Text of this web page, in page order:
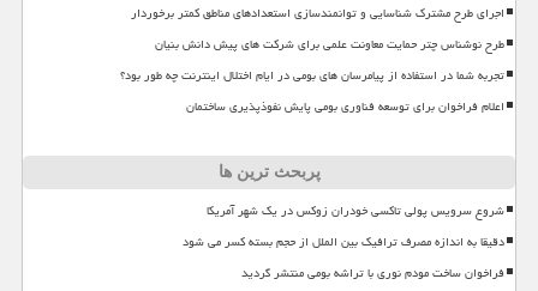
اجرای طرح مشترک شناسایی و توانمندسازی استعدادهای مناطق کمتر برخوردار
طرح نوشناس چتر حمایت معاونت علمی برای شرکت های پیش دانش بنیان
تجربه شما در استفاده از پیامرسان های بومی در ایام اختلال اینترنت چه طور بود؟
اعلام فراخوان برای توسعه فناوری بومی پایش نفوذپذیری ساختمان
پربحث ترین ها
شروع سرویس پولی تاکسی خودران زوکس در یک شهر آمریکا
دقیقا به اندازه مصرف ترافیک بین الملل از حجم بسته کسر می شود
فراخوان ساخت مودم نوری با تراشه بومی منتشر گردید